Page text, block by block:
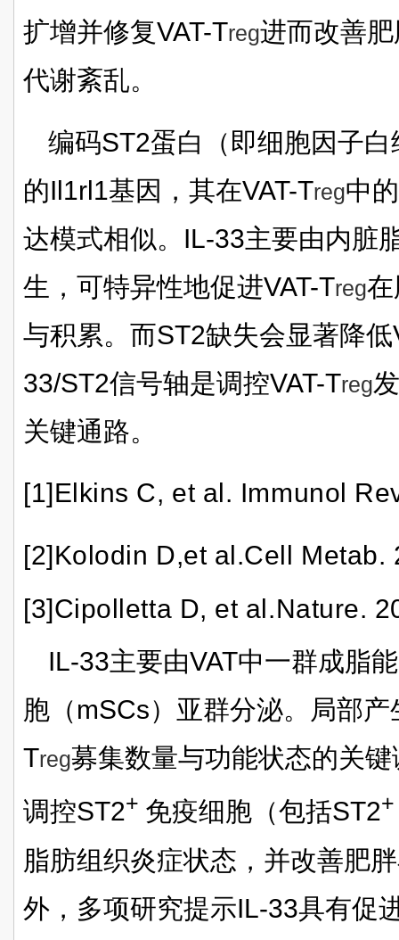
扩增并修复VAT-Treg进而改善
代谢紊乱。
编码ST2蛋白（即细胞因子
的Il1rl1基因，其在VAT-Treg中
达模式相似。IL-33主要由内脏
生，可特异性地促进VAT-Treg
与积累。而ST2缺失会显著降低
33/ST2信号轴是调控VAT-Treg
关键通路。
[1]Elkins C, et al. Immunol
[2]Kolodin D,et al.Cell Metab.
[3]Cipolletta D, et al.Nature.
IL-33主要由VAT中一群成脂
胞（mSCs）亚群分泌。局部
Treg募集数量与功能状态的关
调控ST2+ 免疫细胞（包括ST2+
脂肪组织炎症状态，并改善肥
外，多项研究提示IL-33具有促